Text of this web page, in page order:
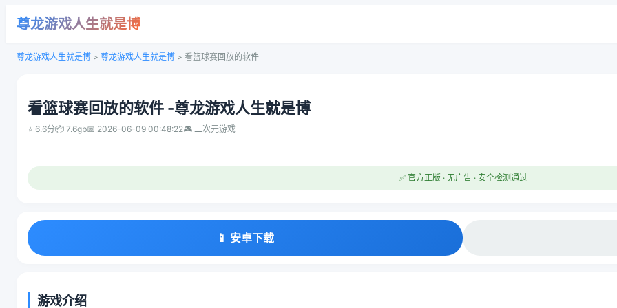
尊龙游戏人生就是博
尊龙游戏人生就是博 > 尊龙游戏人生就是博 > 看篮球赛回放的软件
看篮球赛回放的软件 -尊龙游戏人生就是博
⭐ 6.6分📦 7.6gb📅 2026-06-09 00:48:22🎮 二次元游戏
✅ 官方正版 · 无广告 · 安全检测通过
📱 安卓下载
游戏介绍